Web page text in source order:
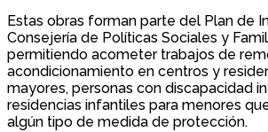
Estas obras forman parte del Plan de
Consejería de Políticas Sociales y
permitiendo acometer trabajos de
acondicionamiento en centros y
mayores, personas con discapacidad
residencias infantiles para menores
algún tipo de medida de protección.